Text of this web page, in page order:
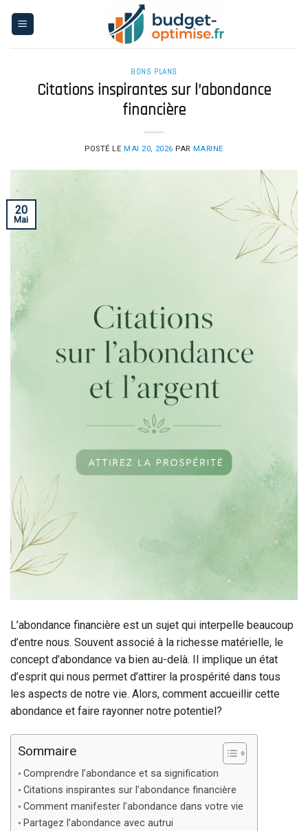
BONS PLANS
Citations inspirantes sur l’abondance
financière
POSTÉ LEMAI 20, 2026 PAR MARINE
20
Mai
L’abondance financière est un sujet qui interpelle beaucoup
d’entre nous. Souvent associé à la richesse matérielle, le
concept d’abondance va bien au-delà. Il implique un état
d’esprit qui nous permet d’attirer la prospérité dans tous
les aspects de notre vie. Alors, comment accueillir cette
abondance et faire rayonner notre potentiel?
Sommaire
Comprendre l’abondance et sa signification
Citations inspirantes sur l’abondance financière
Comment manifester l’abondance dans votre vie
Partagez l’abondance avec autrui